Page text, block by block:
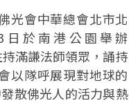
光會中華總會北市北
於南港公園舉辦
滿謙法師領眾，誦持
以隊呼展現對地球的
散佛光人的活力與熱